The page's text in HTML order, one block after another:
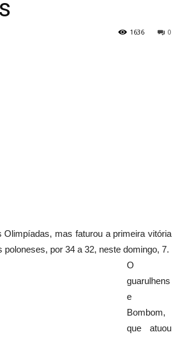
0
1636
mas faturou a primeira vitória
por 34 a 32, neste domingo, 7.
O
guarulhens
e
Bombom,
que atuou